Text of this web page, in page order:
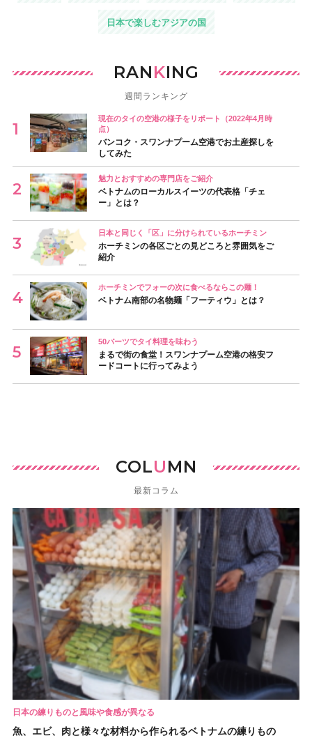
日本で楽しむアジアの国
RANKING
週間ランキング
現在のタイの空港の様子をリポート（2022年4月時
点）
バンコク・スワンナプーム空港でお土産探しを
してみた
魅力とおすすめの専門店をご紹介
ベトナムのローカルスイーツの代表格「チェ
ー」とは？
日本と同じく「区」に分けられているホーチミン
ホーチミンの各区ごとの見どころと雰囲気をご
紹介
ホーチミンでフォーの次に食べるならこの麺！
ベトナム南部の名物麺「フーティウ」とは？
50バーツでタイ料理を味わう
まるで街の食堂！スワンナプーム空港の格安フ
ードコートに行ってみよう
COLUMN
最新コラム
日本の練りものと風味や食感が異なる
魚、エビ、肉と様々な材料から作られるベトナムの練りもの